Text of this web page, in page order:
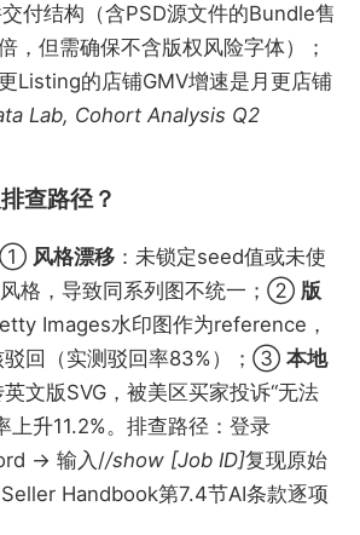
付结构（含PSD源文件的Bundle售
，但需确保不含版权风险字体）；
Listing的店铺GMV增速是月更店铺
Lab, Cohort Analysis Q2
查路径？
① 风格漂移：未锁定seed值或未使
格，导致同系列图不统一；② 版
Images水印图作为reference，
驳回（实测驳回率83%）；③ 本地
文版SVG，被美区买家投诉“无法
上升11.2%。排查路径：登录
→ 输入//show [Job ID]复现原始
Handbook第7.4节AI条款逐项